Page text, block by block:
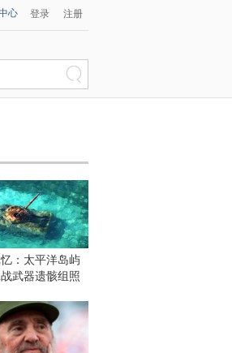
心 登录 注册
：太平洋岛屿
武器遗骸组照